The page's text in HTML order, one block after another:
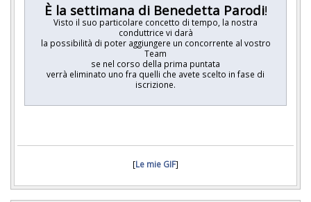
È la settimana di Benedetta Parodi!
Visto il suo particolare concetto di tempo, la nostra
conduttrice vi darà
la possibilità di poter aggiungere un concorrente al vostro
Team
se nel corso della prima puntata
verrà eliminato uno fra quelli che avete scelto in fase di
iscrizione.
[Le mie GIF]